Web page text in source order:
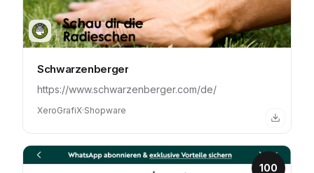
Schwarzenberger
https://www.schwarzenberger.com/de/
XeroGrafiX·Shopware
100